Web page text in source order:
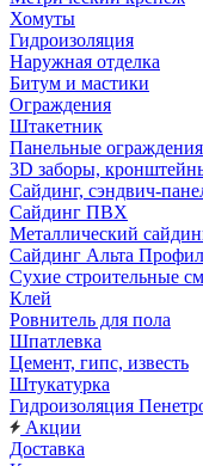
Хомуты
Гидроизоляция
Наружная отделка
Битум и мастики
Ограждения
Штакетник
Панельные
3D заборы,
Cайдинг, сэндвич-
Сайдинг ПВХ
Металлический
Сайдинг Альта
Сухие строительные
Клей
Ровнитель для пола
Шпатлевка
Цемент, гипс, известь
Штукатурка
Гидроизоляция
Акции
Доставка